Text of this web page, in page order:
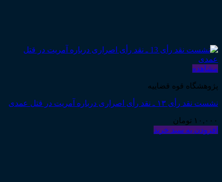
مشاهده
پژوهشگاه قوه قضاییه
نشست نقد رأی ۱۳ ـ نقد رأی اصراری درباره آمریت در قتل عمدی
۱۰,۰۰۰ تومان
افزودن به سبد خرید